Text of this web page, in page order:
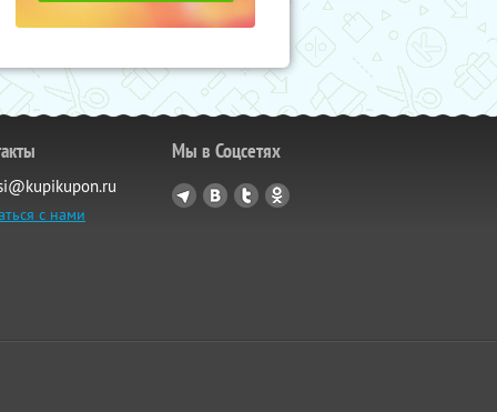
с нами
Мы в Соцсетях